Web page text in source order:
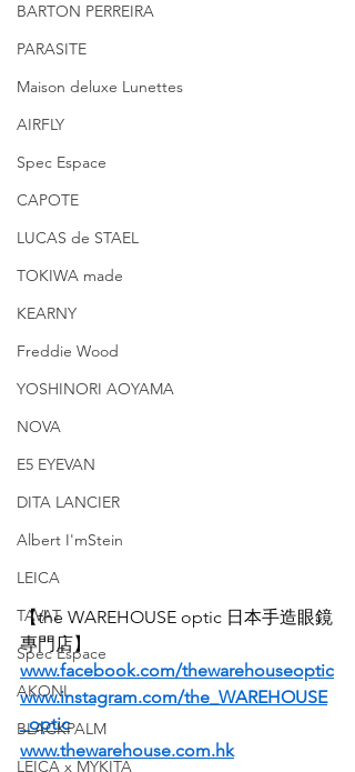
BARTON PERREIRA
PARASITE
Maison deluxe Lunettes
AIRFLY
Spec Espace
CAPOTE
LUCAS de STAEL
TOKIWA made
KEARNY
Freddie Wood
YOSHINORI AOYAMA
NOVA
E5 EYEVAN
DITA LANCIER
Albert I'mStein
LEICA
TAVAT
Spec Espace
AKONI
BLACKPALM
LEICA x MYKITA
【the WAREHOUSE optic 日本手造眼鏡
專門店】
www.facebook.com/thewarehouseoptic
www.instagram.com/the_WAREHOUSE
_optic
www.thewarehouse.com.hk